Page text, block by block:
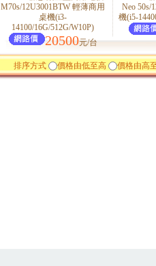
M70s/12U3001BTW 輕薄商用
桌機(i3-
14100/16G/512G/W10P)
20500元/台
Neo 50s/
機(i5-
排序方式 價格由低至高 價格由高